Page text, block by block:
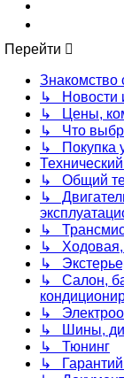
Перейти
Знакомство
↳ Новости
↳ Цены,
↳ Что
↳ Покупка
↳ Общий
↳
↳
↳ Ходовая,
↳
↳ Салон,
↳
↳ Шины,
↳ Тюнинг
↳